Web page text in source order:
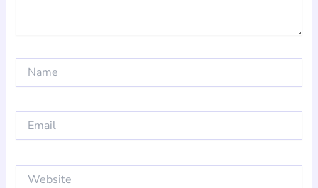
Email